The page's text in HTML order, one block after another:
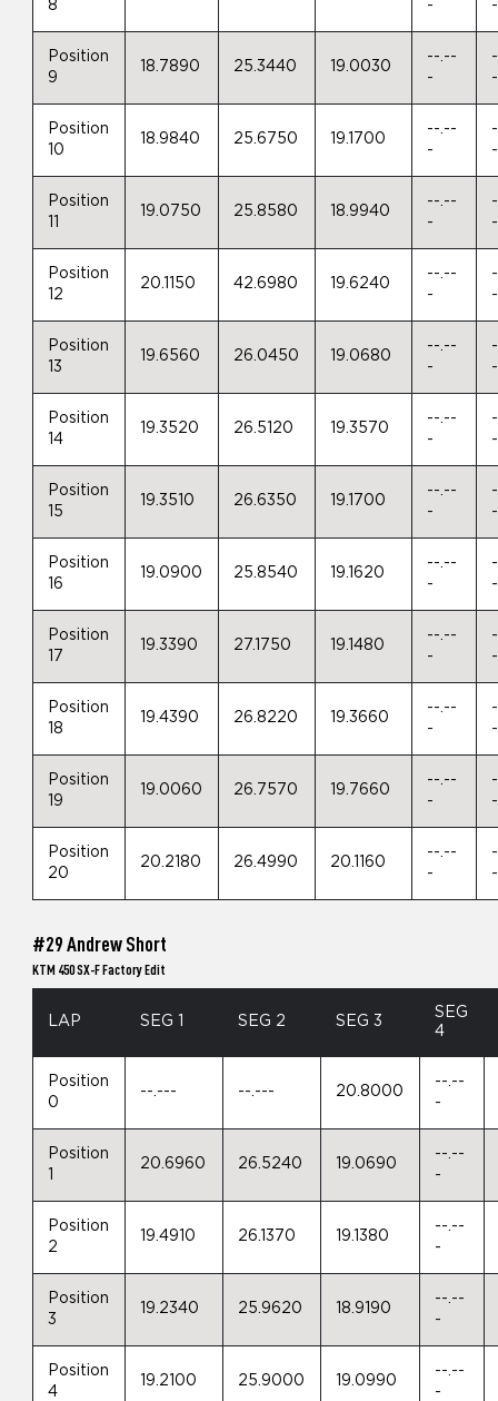
8
-
-
Position
9
18.7890 25.3440 19.0030
--.--
-
-
Position
10
18.9840 25.6750 19.1700
--.--
-
-
Position
19.0750 25.8580 18.9940
--.--
-
-
Position
12
20.1150 42.6980 19.6240
--.--
-
-
Position
13
19.6560 26.0450 19.0680
--.--
-
-
Position
14
19.3520 26.5120 19.3570
--.--
-
-
Position
15
19.3510 26.6350 19.1700
--.--
-
-
Position
16
19.0900 25.8540 19.1620
--.--
-
-
Position
17
19.3390 27.1750 19.1480
--.--
-
-
Position
18
19.4390 26.8220 19.3660
--.--
-
-
Position
19
19.0060 26.7570 19.7660
--.--
-
-
Position
20
20.2180 26.4990 20.1160
--.--
-
-
#29 Andrew Short
KTM 450 SX-F Factory Edit
LAP SEG 1 SEG 2 SEG 3
SEG
4
Position
0
--.--- --.--- 20.8000
--.--
-
Position
1
20.6960 26.5240 19.0690
--.--
-
Position
2
19.4910 26.1370 19.1380
--.--
-
Position
3
19.2340 25.9620 18.9190
--.--
-
Position
4
19.2100 25.9000 19.0990
--.--
-